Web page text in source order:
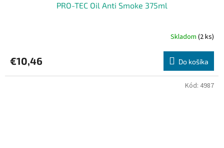
PRO-TEC Oil Anti Smoke 375ml
Skladom (2 ks)
€10,46 Do košíka
Kód: 4987